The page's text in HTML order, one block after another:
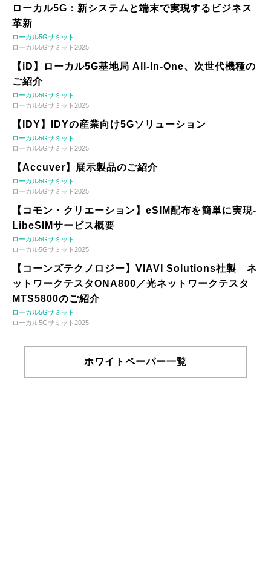
ローカル5G：新システムと端末で実現するビジネス
革新
ローカル5Gサミット
ローカル5Gサミット2025
【iD】ローカル5G基地局 All-In-One、次世代機種の
ご紹介
ローカル5Gサミット
ローカル5Gサミット2025
【IDY】IDYの産業向け5Gソリューション
ローカル5Gサミット
ローカル5Gサミット2025
【Accuver】展示製品のご紹介
ローカル5Gサミット
ローカル5Gサミット2025
【コモン・クリエーション】eSIM配布を簡単に実現-
LibeSIMサービス概要
ローカル5Gサミット
ローカル5Gサミット2025
【コーンズテクノロジー】VIAVI Solutions社製 ネ
ットワークテスタONA800／光ネットワークテスタ
MTS5800のご紹介
ローカル5Gサミット
ローカル5Gサミット2025
ホワイトペーパー一覧